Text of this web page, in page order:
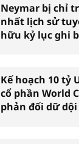
Neymar bị chỉ
nhất lịch sử
hữu kỷ lục ghi
Kế hoạch 10 tỷ
cổ phần World
phản đối dữ dội